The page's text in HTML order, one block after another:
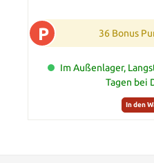
P 36 Bonus
Im Außenlager,
Tagen bei
In den